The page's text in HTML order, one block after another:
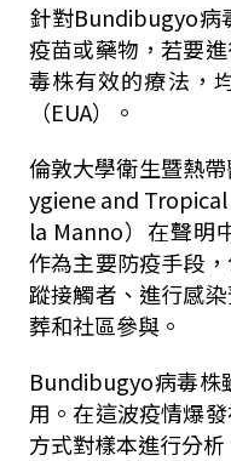
針對Bundibugyo病
疫苗或藥物，若要
毒株有效的療法，
（EUA）。
倫敦大學衛生暨熱
ygiene and
la Manno）在聲明
作為主要防疫手段
蹤接觸者、進行感
葬和社區參與。
Bundibugyo病毒株
用。在這波疫情爆
方式對樣本進行分